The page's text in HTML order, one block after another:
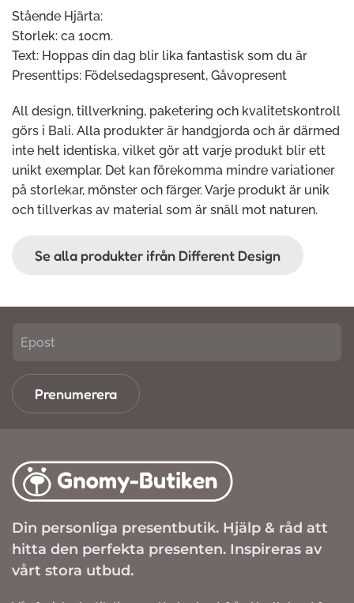
Stående Hjärta:
Storlek: ca 10cm.
Text: Hoppas din dag blir lika fantastisk som du är
Presenttips: Födelsedagspresent, Gåvopresent
All design, tillverkning, paketering och kvalitetskontroll
görs i Bali. Alla produkter är handgjorda och är därmed
inte helt identiska, vilket gör att varje produkt blir ett
unikt exemplar. Det kan förekomma mindre variationer
på storlekar, mönster och färger. Varje produkt är unik
och tillverkas av material som är snäll mot naturen.
Se alla produkter ifrån Different Design
Prenumerera
Din personliga presentbutik. Hjälp & råd att
hitta den perfekta presenten. Inspireras av
vårt stora utbud.